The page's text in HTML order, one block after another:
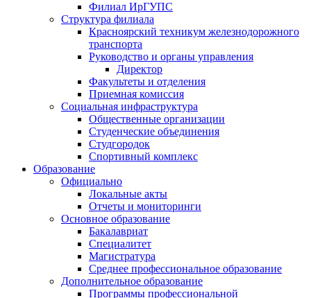
Филиал ИрГУПС
Структура филиала
Красноярский техникум железнодорожного
транспорта
Руководство и органы управления
Директор
Факультеты и отделения
Приемная комиссия
Социальная инфраструктура
Общественные организации
Студенческие объединения
Студгородок
Спортивный комплекс
Образование
Официально
Локальные акты
Отчеты и мониторинги
Основное образование
Бакалавриат
Специалитет
Магистратура
Среднее профессиональное образование
Дополнительное образование
Программы профессиональной